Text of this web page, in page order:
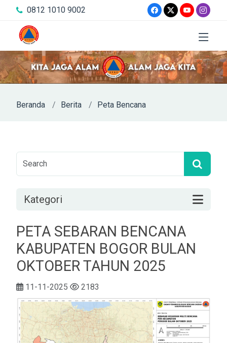
0812 1010 9002
Beranda Berita Peta Bencana
Kategori
PETA SEBARAN BENCANA
KABUPATEN BOGOR BULAN
OKTOBER TAHUN 2025
11-11-2025 2183